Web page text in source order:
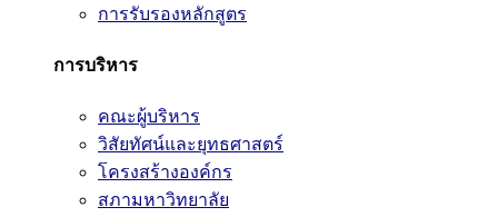
การรับรองหลักสูตร
การบริหาร
คณะผู้บริหาร
วิสัยทัศน์และยุทธศาสตร์
โครงสร้างองค์กร
สภามหาวิทยาลัย